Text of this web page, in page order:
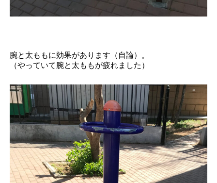
腕と太ももに効果があります（自論）。
（やっていて腕と太ももが疲れました）